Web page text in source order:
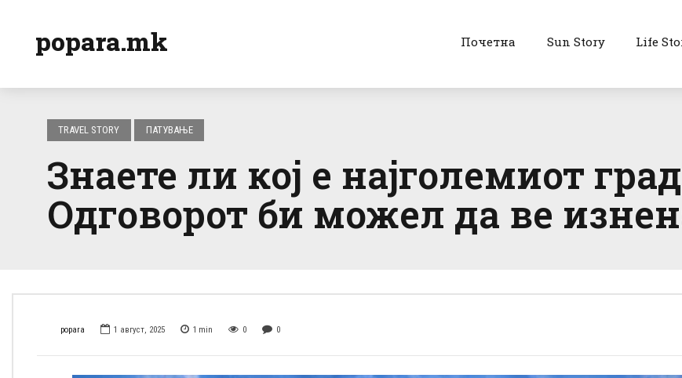
popara.mk Почетна Sun Story Life
TRAVEL STORY ПАТУВАЊЕ
Знаете ли кој е најголемиот
Одговорот би можел да ве
popara 1 август, 2025 1 min 0 0